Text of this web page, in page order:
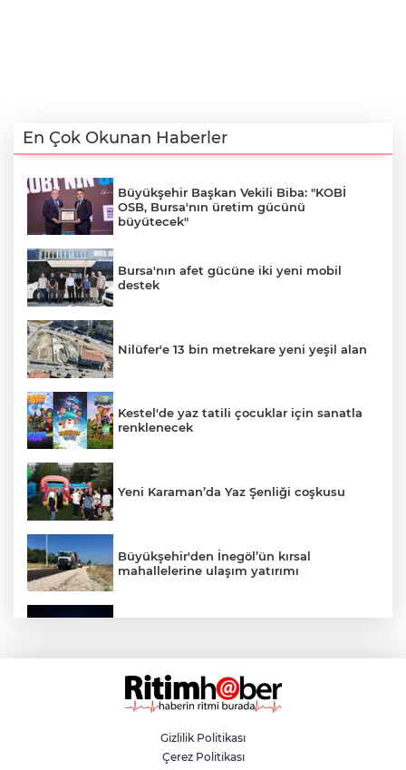
En Çok Okunan Haberler
Büyükşehir Başkan Vekili Biba: "KOBİ
OSB, Bursa'nın üretim gücünü
büyütecek"
Bursa'nın afet gücüne iki yeni mobil
destek
Nilüfer'e 13 bin metrekare yeni yeşil alan
Kestel'de yaz tatili çocuklar için sanatla
renklenecek
Yeni Karaman’da Yaz Şenliği coşkusu
Büyükşehir'den İnegöl’ün kırsal
mahallelerine ulaşım yatırımı
Aslı Hünel’den Bursa Festivali’nde
unutulmaz gece
Gizlilik Politikası
Çerez Politikası